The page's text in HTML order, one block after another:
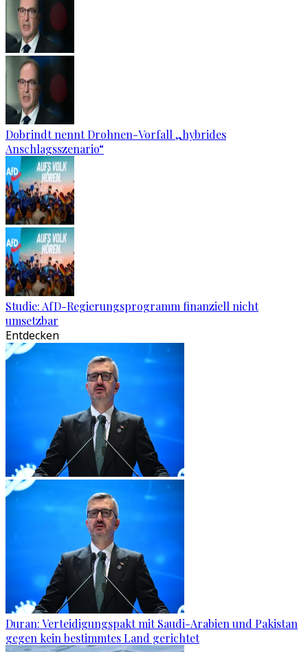
Dobrindt nennt Drohnen-Vorfall „hybrides
Anschlagsszenario“
Studie: AfD-Regierungsprogramm finanziell nicht
umsetzbar
Entdecken
Duran: Verteidigungspakt mit Saudi-Arabien und Pakistan
gegen kein bestimmtes Land gerichtet